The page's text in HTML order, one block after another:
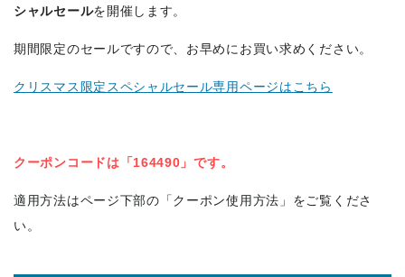
シャルセールを開催します。
期間限定のセールですので、お早めにお買い求めください。
クリスマス限定スペシャルセール専用ページはこちら
クーポンコードは「164490」です。
適用方法はページ下部の「クーポン使用方法」をご覧くださ
い。